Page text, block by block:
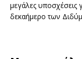
μεγάλες υποσχέσεις
δεκαήμερο των